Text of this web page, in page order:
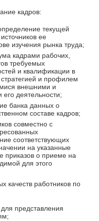
кадров:
текущей
ее
изучения рынка труда;
кадрами рабочих,
требуемых
и квалификации в
и профилем
внешними и
деятельности;
банка данных о
составе кадров;
совместно с
соответствующих
на указанные
приказов о приеме на
для этого
качеств работников по
представления